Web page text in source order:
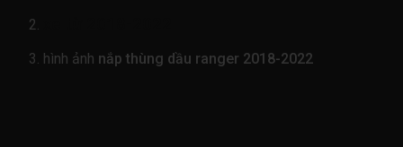
hình ảnh nắp thùng dầu ranger 2018-2022